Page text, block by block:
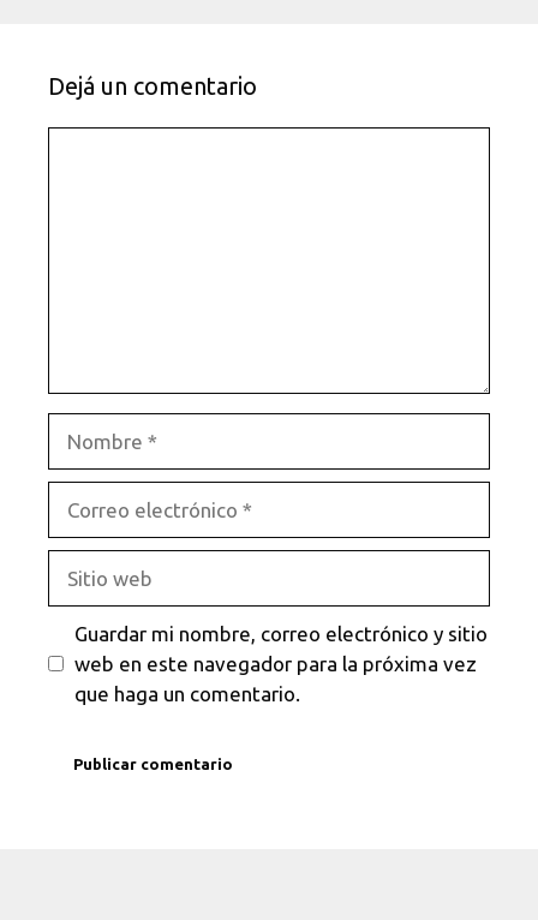
Dejá un comentario
electrónico
web
Guardar mi nombre, correo electrónico y sitio
web en este navegador para la próxima vez
que haga un comentario.